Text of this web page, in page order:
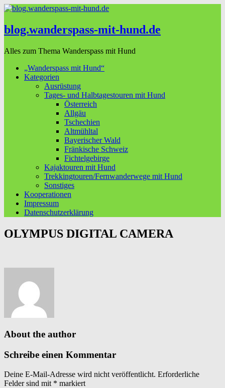
blog.wanderspass-mit-hund.de
Alles zum Thema Wanderspass mit Hund
„Wanderspass mit Hund“
Kategorien
Ausrüstung
Tages- und Halbtagestouren mit Hund
Österreich
Allgäu
Tschechien
Altmühltal
Bayerischer Wald
Fränkische Schweiz
Fichtelgebirge
Kajaktouren mit Hund
Trekkingtouren/Fernwanderwege mit Hund
Sonstiges
Kooperationen
Impressum
Datenschutzerklärung
OLYMPUS DIGITAL CAMERA
About the author
Schreibe einen Kommentar
Deine E-Mail-Adresse wird nicht veröffentlicht. Erforderliche
Felder sind mit * markiert